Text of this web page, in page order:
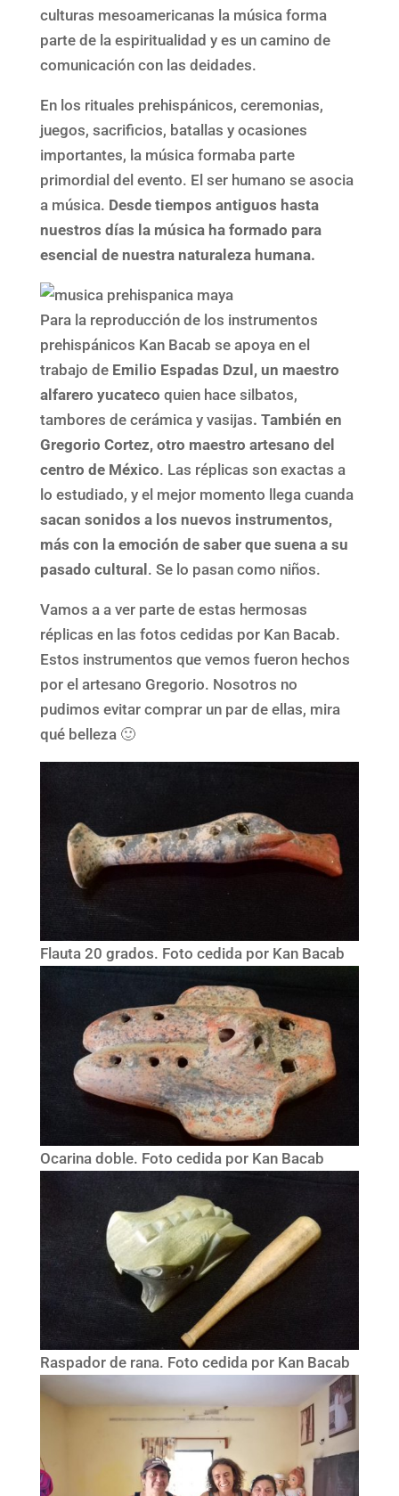
culturas mesoamericanas la música forma
parte de la espiritualidad y es un camino de
comunicación con las deidades.
En los rituales prehispánicos, ceremonias,
juegos, sacrificios, batallas y ocasiones
importantes, la música formaba parte
primordial del evento. El ser humano se asocia
a música. Desde tiempos antiguos hasta
nuestros días la música ha formado para
esencial de nuestra naturaleza humana.
Para la reproducción de los instrumentos
prehispánicos Kan Bacab se apoya en el
trabajo de Emilio Espadas Dzul, un maestro
alfarero yucateco quien hace silbatos,
tambores de cerámica y vasijas. También en
Gregorio Cortez, otro maestro artesano del
centro de México. Las réplicas son exactas a
lo estudiado, y el mejor momento llega cuanda
sacan sonidos a los nuevos instrumentos,
más con la emoción de saber que suena a su
pasado cultural. Se lo pasan como niños.
Vamos a a ver parte de estas hermosas
réplicas en las fotos cedidas por Kan Bacab.
Estos instrumentos que vemos fueron hechos
por el artesano Gregorio. Nosotros no
pudimos evitar comprar un par de ellas, mira
qué belleza 🙂
Flauta 20 grados. Foto cedida por Kan Bacab
Ocarina doble. Foto cedida por Kan Bacab
Raspador de rana. Foto cedida por Kan Bacab